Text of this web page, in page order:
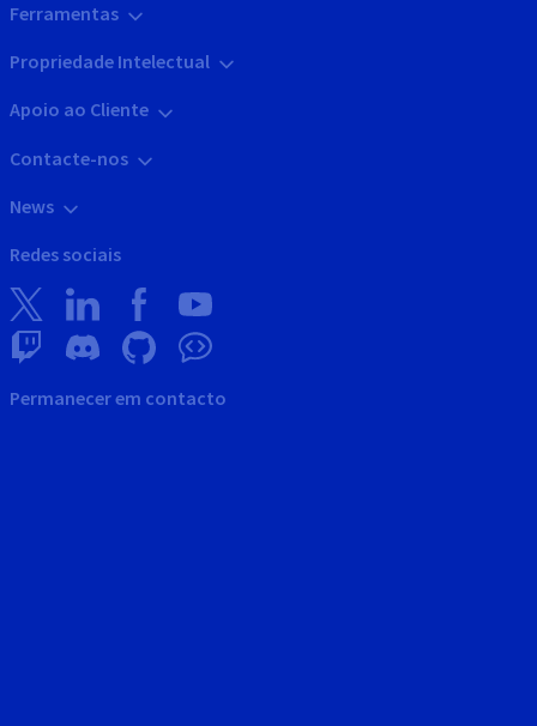
Ferramentas
Propriedade Intelectual
Apoio ao Cliente
Contacte-nos
News
Redes sociais
Permanecer em contacto